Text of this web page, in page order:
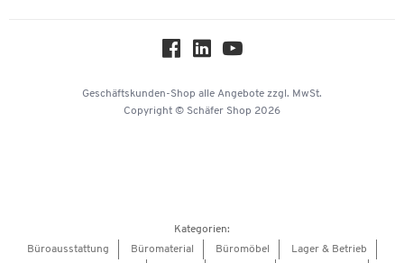
Geschäftskunden-Shop alle Angebote zzgl. MwSt.
Copyright © Schäfer Shop 2026
Kategorien:
Büroausstattung
Büromaterial Büromöbel Lager & Betrieb